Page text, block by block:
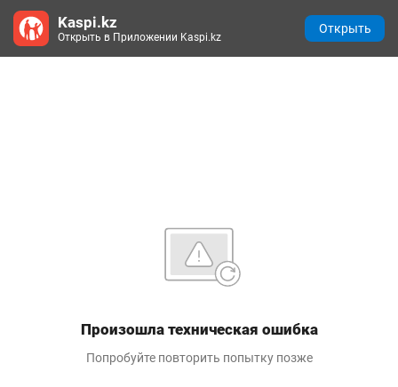
Произошла техническая ошибка
Попробуйте повторить попытку позже
Kaspi.kz
Открыть в Приложении Kaspi.kz
Открыть